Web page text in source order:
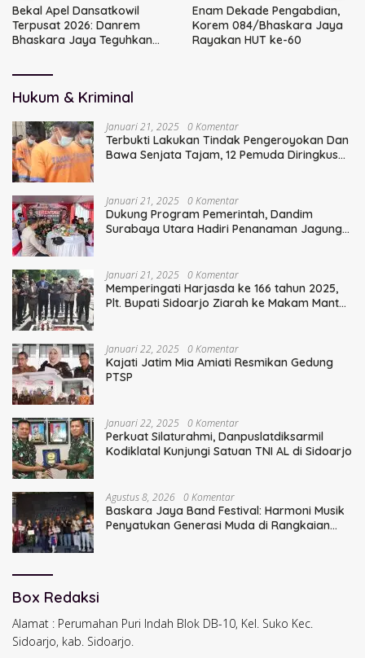
Bekal Apel Dansatkowil
Terpusat 2026: Danrem
Bhaskara Jaya Teguhkan
Enam Dekade Pengabdian,
Korem 084/Bhaskara Jaya
Rayakan HUT ke-60
Hukum & Kriminal
Januari 21, 2025 0 Komentar
Terbukti Lakukan Tindak Pengeroyokan Dan
Bawa Senjata Tajam, 12 Pemuda Diringkus
Januari 21, 2025 0 Komentar
Dukung Program Pemerintah, Dandim
Surabaya Utara Hadiri Penanaman Jagung
Januari 21, 2025 0 Komentar
Memperingati Harjasda ke 166 tahun 2025,
Plt. Bupati Sidoarjo Ziarah ke Makam Mantan
Januari 22, 2025 0 Komentar
Kajati Jatim Mia Amiati Resmikan Gedung
PTSP
Januari 22, 2025 0 Komentar
Perkuat Silaturahmi, Danpuslatdiksarmil
Kodiklatal Kunjungi Satuan TNI AL di Sidoarjo
Agustus 8, 2026 0 Komentar
Baskara Jaya Band Festival: Harmoni Musik
Penyatukan Generasi Muda di Rangkaian
Box Redaksi
Alamat : Perumahan Puri Indah Blok DB-10, Kel. Suko Kec.
Sidoarjo, kab. Sidoarjo.